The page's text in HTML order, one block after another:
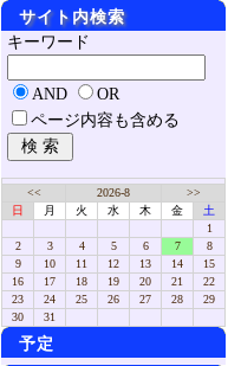
サイト内検索
キーワード
AND
OR
ページ内容も含める
<< 2026-8
>>
日
月 火 水 木 金
土
1
2
3 4 5 6 7
8
9
10 11 12 13 14
15
16
17 18 19 20 21
22
23
24 25 26 27 28
29
30
31
予定